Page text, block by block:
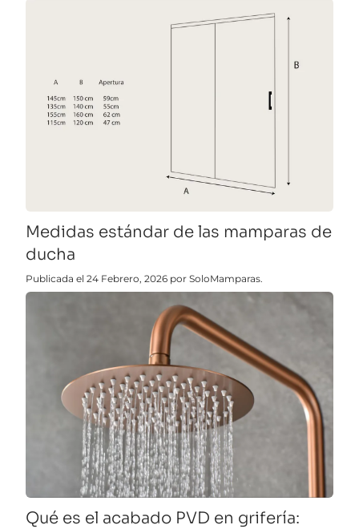
Medidas estándar de las mamparas de
ducha
Publicada el 24 Febrero, 2026 por SoloMamparas.
Qué es el acabado PVD en grifería: